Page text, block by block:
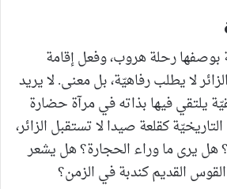
بوصفها رحلة هروب، وفعل إقامة
لا يطلب رفاهيّة، بل معنى. لا يريد
يلتقي فيها بذاته في مرآة حضارة
كقلعة صيدا لا تستقبل الزائر،
يرى ما وراء الحجارة؟ هل يشعر
القديم كندبة في الزمن؟